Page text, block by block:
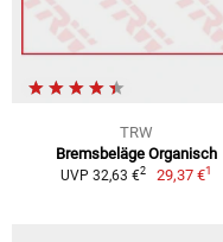
TRW
Bremsbeläge Organisch
UVP 32,63 €2 29,37 €1